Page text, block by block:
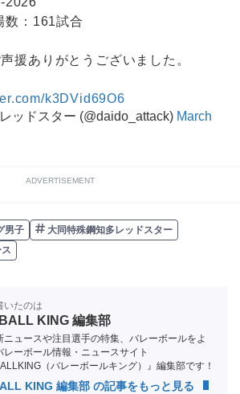
数：161試合
援ありがとうございました。
k3DVid69O6
ッドスター (@daido_attack) March
ADVERTISEMENT
男子
大同特殊鋼知多レッドスター
いたのは
KING 編集部
ニュースや注目選手の特集、バレーボールをよ
レーボール情報・ニュースサイト
（バレーボールキング）』編集部です！
KING 編集部 の記事をもっと見る